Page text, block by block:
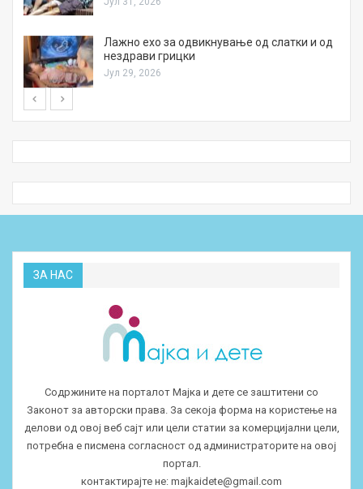
Лажно ехо за одвикнување од слатки и од
нездрави грицки
Јул 29, 2026
ЗА НАС
Содржините на порталот Мајка и дете се заштитени со
Законот за авторски права. За секоја форма на користење на
делови од овој веб сајт или цели статии за комерцијални цели,
потребна е писмена согласност од администраторите на овој
портал.
контактирајте не: majkaidete@gmail.com